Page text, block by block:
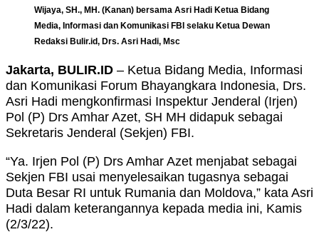
Wijaya, SH., MH. (Kanan) bersama Asri Hadi Ketua Bidang
Media, Informasi dan Komunikasi FBI selaku Ketua Dewan
Redaksi Bulir.id, Drs. Asri Hadi, Msc
Jakarta, BULIR.ID – Ketua Bidang Media, Informasi
dan Komunikasi Forum Bhayangkara Indonesia, Drs.
Asri Hadi mengkonfirmasi Inspektur Jenderal (Irjen)
Pol (P) Drs Amhar Azet, SH MH didapuk sebagai
Sekretaris Jenderal (Sekjen) FBI.
“Ya. Irjen Pol (P) Drs Amhar Azet menjabat sebagai
Sekjen FBI usai menyelesaikan tugasnya sebagai
Duta Besar RI untuk Rumania dan Moldova,” kata Asri
Hadi dalam keterangannya kepada media ini, Kamis
(2/3/22).